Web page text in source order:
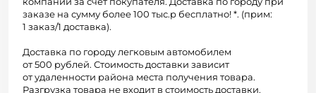
заказе на сумму более 100 тыс.р бесплатно! *. (прим:
1 заказ/1 доставка).
Доставка по городу легковым автомобилем
от 500 рублей. Стоимость доставки зависит
от удаленности района места получения товара.
Разгрузка товара не входит в стоимость доставки.